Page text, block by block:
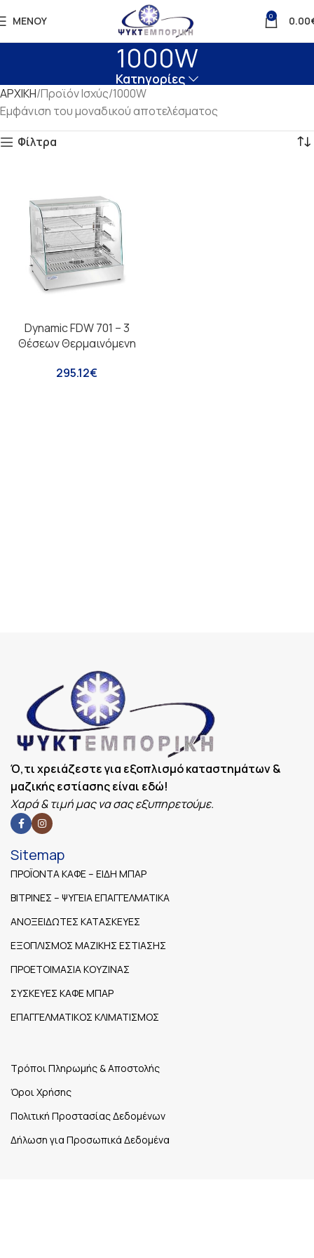
ΜΕΝΟΎ 0 0.00
1000W
Κατηγορίες
ΑΡΧΙΚΗ Προϊόν Ισχύς 1000W
Εμφάνιση του μοναδικού αποτελέσματος
Φίλτρα
Dynamic FDW 701 – 3
Θέσεων Θερμαινόμενη
295.12€
Ό,τι χρειάζεστε για εξοπλισμό καταστημάτων &
μαζικής εστίασης είναι εδώ!
Χαρά & τιμή μας να σας εξυπηρετούμε.
Sitemap
ΠΡΟΪΟΝΤΑ ΚΑΦΕ – ΕΙΔΗ ΜΠΑΡ
ΒΙΤΡΙΝΕΣ – ΨΥΓΕΙΑ ΕΠΑΓΓΕΛΜΑΤΙΚΑ
ΑΝΟΞΕΙΔΩΤΕΣ ΚΑΤΑΣΚΕΥΕΣ
ΕΞΟΠΛΙΣΜΟΣ ΜΑΖΙΚΗΣ ΕΣΤΙΑΣΗΣ
ΠΡΟΕΤΟΙΜΑΣΙΑ ΚΟΥΖΙΝΑΣ
ΣΥΣΚΕΥΕΣ ΚΑΦΕ ΜΠΑΡ
ΕΠΑΓΓΕΛΜΑΤΙΚΟΣ ΚΛΙΜΑΤΙΣΜΟΣ
Τρόποι Πληρωμής & Αποστολής
Όροι Χρήσης
Πολιτική Προστασίας Δεδομένων
Δήλωση για Προσωπικά Δεδομένα